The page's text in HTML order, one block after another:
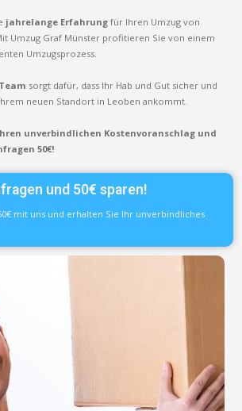
jahrelange Erfahrung für Ihren Umzug von
Umzug Graf Münster profitieren Sie von einem
Umzugsprozess.
sorgt dafür, dass Ihr Hab und Gut sicher und
neuen Standort in Leoben ankommt.
unverbindlichen Kostenvoranschlag und
50€!
und 50€ sparen!
mit uns und erhalten Sie Ihr unverbindliches